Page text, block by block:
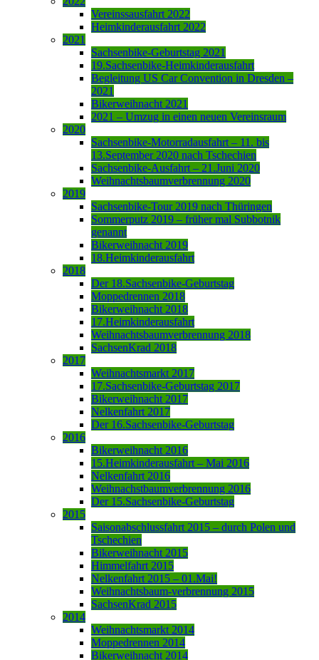
Vereinssausfahrt 2022
Heimkinderausfahrt 2022
2021
Sachsenbike-Geburtstag 2021
19.Sachsenbike-Heimkinderausfahrt
Begleitung US Car Convention in Dresden –
2021
Bikerweihnacht 2021
2021 – Umzug in einen neuen Vereinsraum
2020
Sachsenbike-Motorradausfahrt – 11. bis
13.September 2020 nach Tschechien
Sachsenbike-Ausfahrt – 21.Juni 2020
Weihnachtsbaumverbrennung 2020
2019
Sachsenbike-Tour 2019 nach Thüringen
Sommerputz 2019 – früher mal Subbotnik
genannt
Bikerweihnacht 2019
18.Heimkinderausfahrt
2018
Der 18.Sachsenbike-Geburtstag
Moppedrennen 2018
Bikerweihnacht 2018
17.Heimkinderausfahrt
Weihnachtsbaumverbrennung 2018
SachsenKrad 2018
2017
Weihnachtsmarkt 2017
17.Sachsenbike-Geburtstag 2017
Bikerweihnacht 2017
Nelkenfahrt 2017
Der 16.Sachsenbike-Geburtstag
2016
Bikerweihnacht 2016
15.Heimkinderausfahrt – Mai 2016
Nelkenfahrt 2016
Weihnachstbaumverbrennung 2016
Der 15.Sachsenbike-Geburtstag
2015
Saisonabschlussfahrt 2015 – durch Polen und
Tschechien
Bikerweihnacht 2015
Himmelfahrt 2015
Nelkenfahrt 2015 – 01.Mai!
Weihnachtsbaum-verbrennung 2015
SachsenKrad 2015
2014
Weihnachtsmarkt 2014
Moppedrennen 2014
Bikerweihnacht 2014